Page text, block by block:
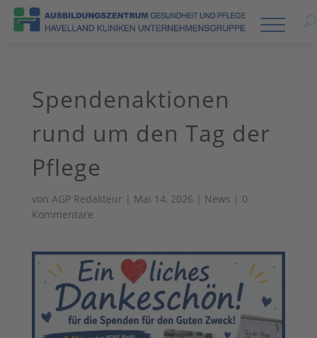
Spendenaktionen
rund um den Tag der
Pflege
von AGP Redakteur | Mai 14, 2026 | News | 0
Kommentare